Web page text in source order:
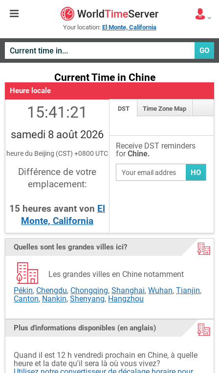
Your location: El Monte, California
GO
Current Time in Chine
Heure locale
15:41:22
samedi 8 août 2026
heure du Beijing (CST) +0800 UTC
Différence de votre
emplacement:
15 heures avant von El
Monte, California
DST Time Zone Map
Receive DST reminders
forChine.
HO
Quelles sont les grandes villes ici?
Les grandes villes en Chine notamment
Pékin, Chengdu, Chongqing, Shanghai, Wuhan, Tianjin,
Canton, Nankin, Shenyang, Hangzhou
Plus d'informations disponibles (en anglais)
Quand il est 12 h vendredi prochain en Chine, à quelle
heure et la date qu'il sera là où vous vivez?